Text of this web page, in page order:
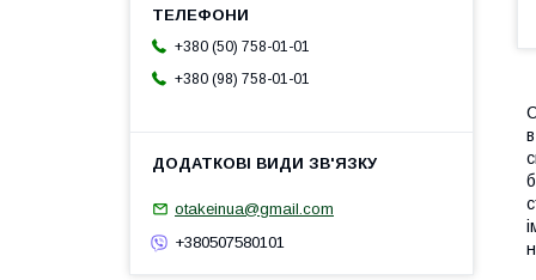
+380 (50) 758-01-01
+380 (98) 758-01-01
otakeinua@gmail.com
+380507580101